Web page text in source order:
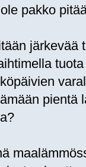
pakko
järkevää
pientä